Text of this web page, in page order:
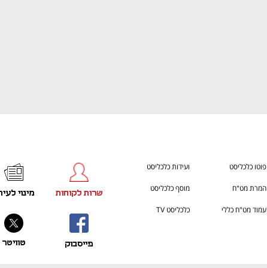
פוטו כלכליסט ועידות כלכליסט
המרת מט"ח מוסף כלכליסט
עמוד מט"ח כללי כלכליסט TV
פייסבוק
שרות לקוחות
טוויטר
מינוי